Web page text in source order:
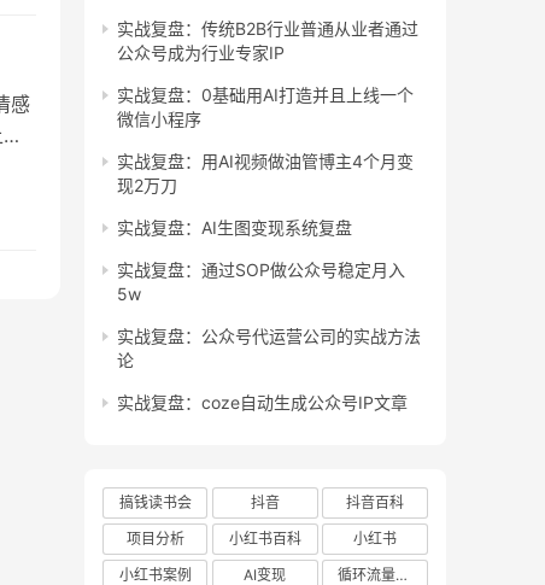
感
实战复盘：传统B2B行业普通从业者通过
公众号成为行业专家IP
实战复盘：0基础用AI打造并且上线一个
微信小程序
实战复盘：用AI视频做油管博主4个月变
现2万刀
实战复盘：AI生图变现系统复盘
实战复盘：通过SOP做公众号稳定月入
5w
实战复盘：公众号代运营公司的实战方法
论
实战复盘：coze自动生成公众号IP文章
搞钱读书会 抖音
抖音百科
项目分析
小红书百科
小红书
小红书案例
AI变现
循环流量实验室